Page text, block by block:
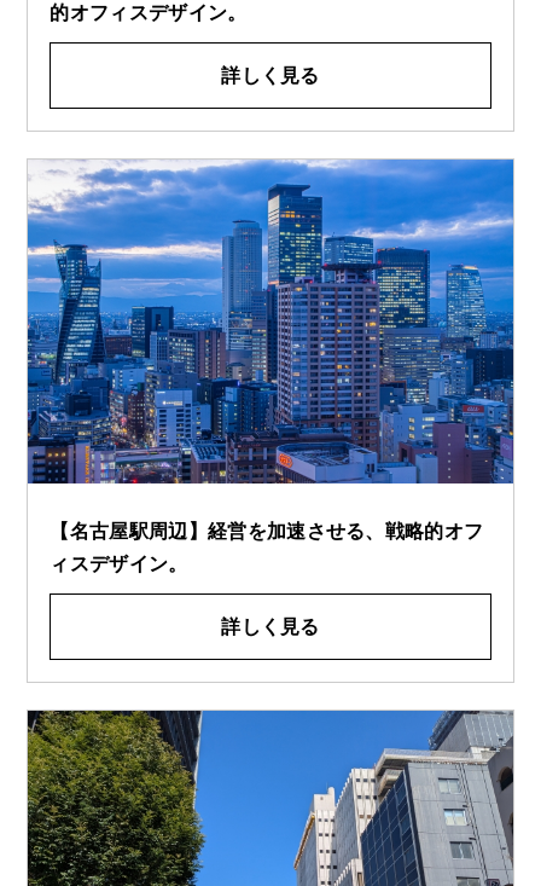
的オフィスデザイン。
詳しく見る
【名古屋駅周辺】経営を加速させる、戦略的オフ
ィスデザイン。
詳しく見る